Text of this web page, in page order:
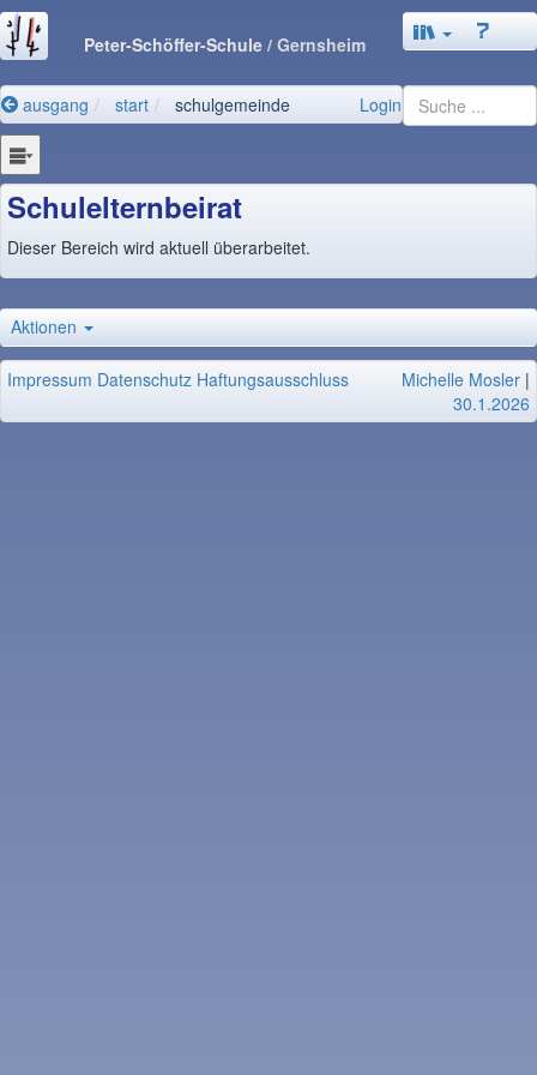
Peter-Schöffer-Schule / Gernsheim
ausgang start schulgemeinde Login
Schulelternbeirat
Dieser Bereich wird aktuell überarbeitet.
Aktionen
Impressum Datenschutz Haftungsausschluss Michelle Mosler |
30.1.2026